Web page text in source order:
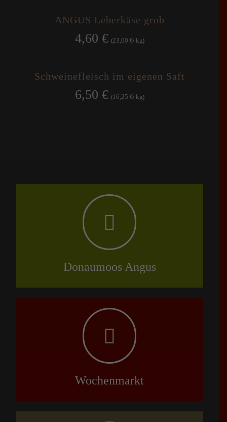
ANGUS Leberkäse grob
4,60 € (23,00 €/ kg)
Schweinefleisch im eigenen Saft
6,50 € (16,25 €/ kg)
Donaumoos Angus
Wochenmarkt